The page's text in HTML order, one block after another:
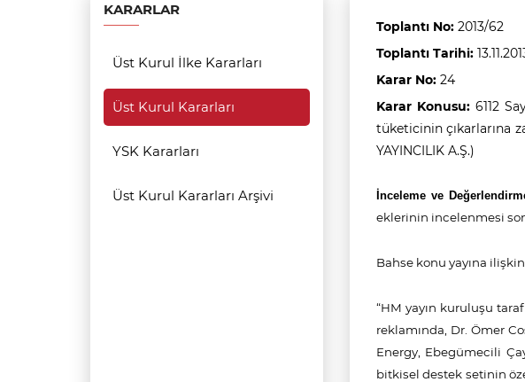
KARARLAR
Üst Kurul İlke Kararları
Üst Kurul Kararları
YSK Kararları
Üst Kurul Kararları Arşivi
Toplantı No: 2013/62
Toplantı Tarihi:
Karar No: 24
Karar Konusu: 6112
tüketicinin çıkarlarına
YAYINCILIK A.Ş.)
İnceleme ve
eklerinin incelenmesi
Bahse konu yayına
“HM yayın kuruluşu
reklamında, Dr. Ömer
Energy, Ebegümecili
bitkisel destek setinin